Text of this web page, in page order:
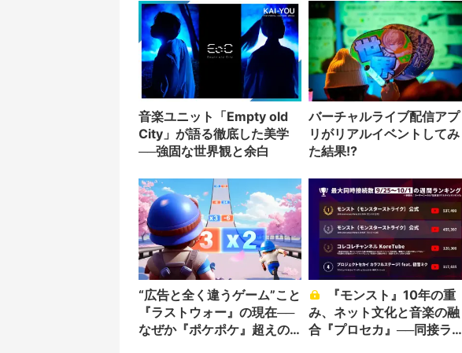
音楽ユニット「Empty old
City」が語る徹底した美学
──強固な世界観と余白
バーチャルライブ配信アプ
リがリアルイベントしてみ
た結果!?
“広告と全く違うゲーム”こと
『ラストウォー』の現在──
なぜか『ポケポケ』超えの
み、ネット文化と音楽の融
合『プロセカ』──同接ラン